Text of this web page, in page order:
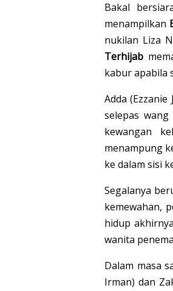
Bak​​al
menampilkan
nukilan Liza
Terhijab
kabur apabila
Adda
selepas
kewangan
menampung
ke dalam sisi
Segalanya
kemewahan,
hidup
wanita
Dalam masa
Irman) dan